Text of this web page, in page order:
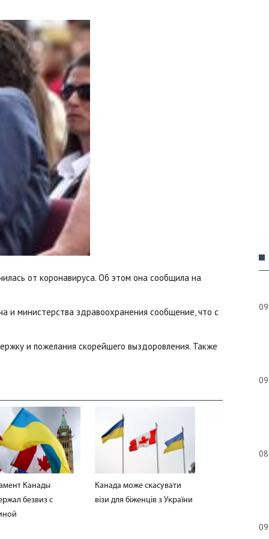
от коронавируса. Об этом она сообщила на
и министерства здравоохранения сообщение, что с
и пожелания скорейшего выздоровления. Также
Канады
безвиз с
Канада може скасувати
візи для біженців з України